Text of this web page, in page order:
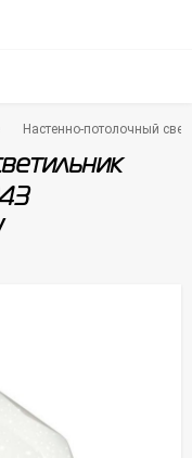
Настенно-потолочный